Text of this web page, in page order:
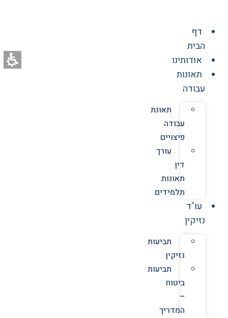
דף
הבית
אודותינו
תאונות
עבודה
תאונת
עבודה
פיצויים
עורך
דין
תאונות
תלמידים
עו"ד
נזיקין
תביעות
נזיקין
תביעות
ביטוח
–
המדריך